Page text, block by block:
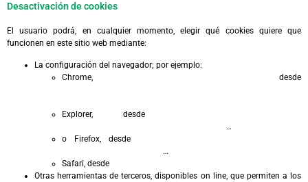
Desactivación de cookies
El usuario podrá, en cualquier momento, elegir qué cookies quiere que
funcionen en este sitio web mediante:
La configuración del navegador; por ejemplo:
Chrome, desde
Explorer, desde
…
o Firefox, desde
…
Safari, desde
Otras herramientas de terceros, disponibles on line, que permiten a los